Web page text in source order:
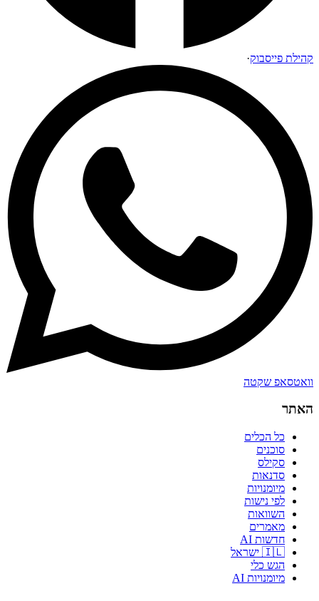
קהילת פייסבוק·
וואטסאפ שקטה
האתר
כל הכלים
סוכנים
סקילס
סדנאות
מיומנויות
לפי נישות
השוואות
מאמרים
חדשות AI
🇮🇱 ישראל
הגש כלי
מיומנויות AI